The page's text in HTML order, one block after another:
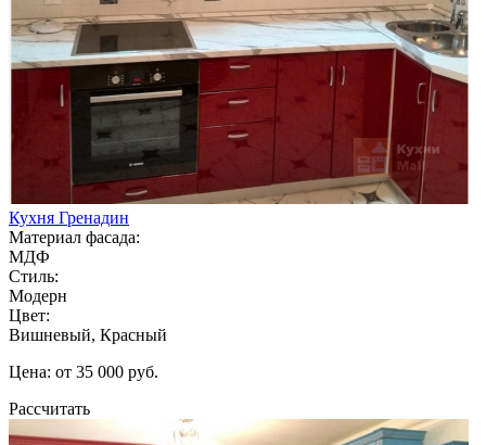
Кухня Гренадин
Материал фасада:
МДФ
Стиль:
Модерн
Цвет:
Вишневый, Красный
Цена: от 35 000 руб.
Рассчитать